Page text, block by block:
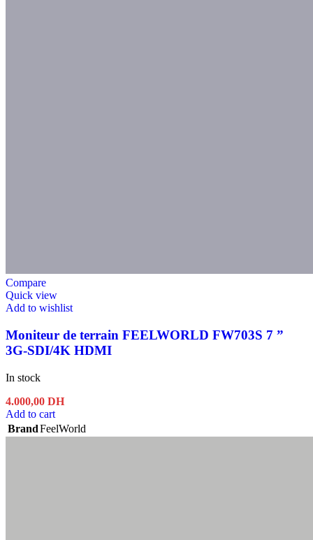
Compare
Quick view
Add to wishlist
Moniteur de terrain FEELWORLD FW703S 7 ”
3G‑SDI/4K HDMI
In stock
4.000,00 DH
Add to cart
BrandFeelWorld